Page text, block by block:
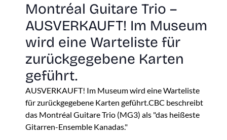
Montréal Guitare Trio –
AUSVERKAUFT! Im Museum
wird eine Warteliste für
zurückgegebene Karten
geführt.
AUSVERKAUFT! Im Museum wird eine Warteliste
für zurückgegebene Karten geführt.CBC beschreibt
das Montréal Guitare Trio (MG3) als "das heißeste
Gitarren-Ensemble Kanadas."